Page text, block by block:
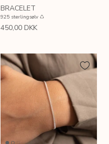
BRACELET
925 sterlingsølv ♺
450,00 DKK